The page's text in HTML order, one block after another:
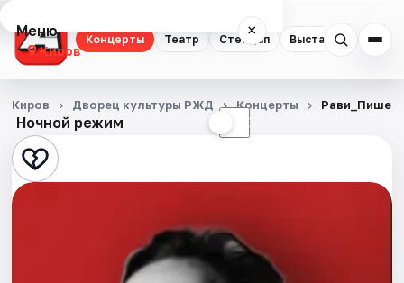
Концерты Театр Стендап Выставки
Меню ×
Киров
Концерты
Театр
Стендап
Ночной режим ☾
Киров Дворец культуры РЖД Концерты Рави_Пишет